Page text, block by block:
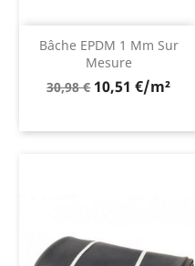
Bâche EPDM 1 Mm Sur
Mesure
Prix
30,98 € 10,51 €/m²